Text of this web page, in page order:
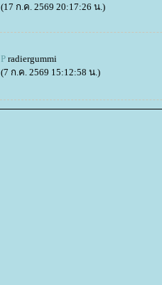
(17 ก.ค. 2569 20:17:26 น.)
P radiergummi
(7 ก.ค. 2569 15:12:58 น.)